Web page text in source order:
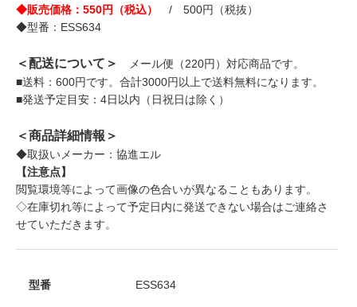
◆販売価格：550円（税込）
/ 500円（税抜）
◆型番：ESS634
＜配送について＞
メール便（220円）対応商品です。
■送料：600円です。合計3000円以上で送料無料になります。
■発送予定目安：4日以内（日祝日は除く）
＜商品詳細情報＞
◆取扱いメーカー：協進エル
【注意点】
閲覧環境等によって画像の色合いが異なることもあります。
◇在庫切れ等によって予定日内に発送できない場合はご連絡さ
せていただきます。
型番 ESS634